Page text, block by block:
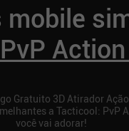
mobile
Gratuito 3D Atirador
a Tacticool: PvP
você vai adorar!